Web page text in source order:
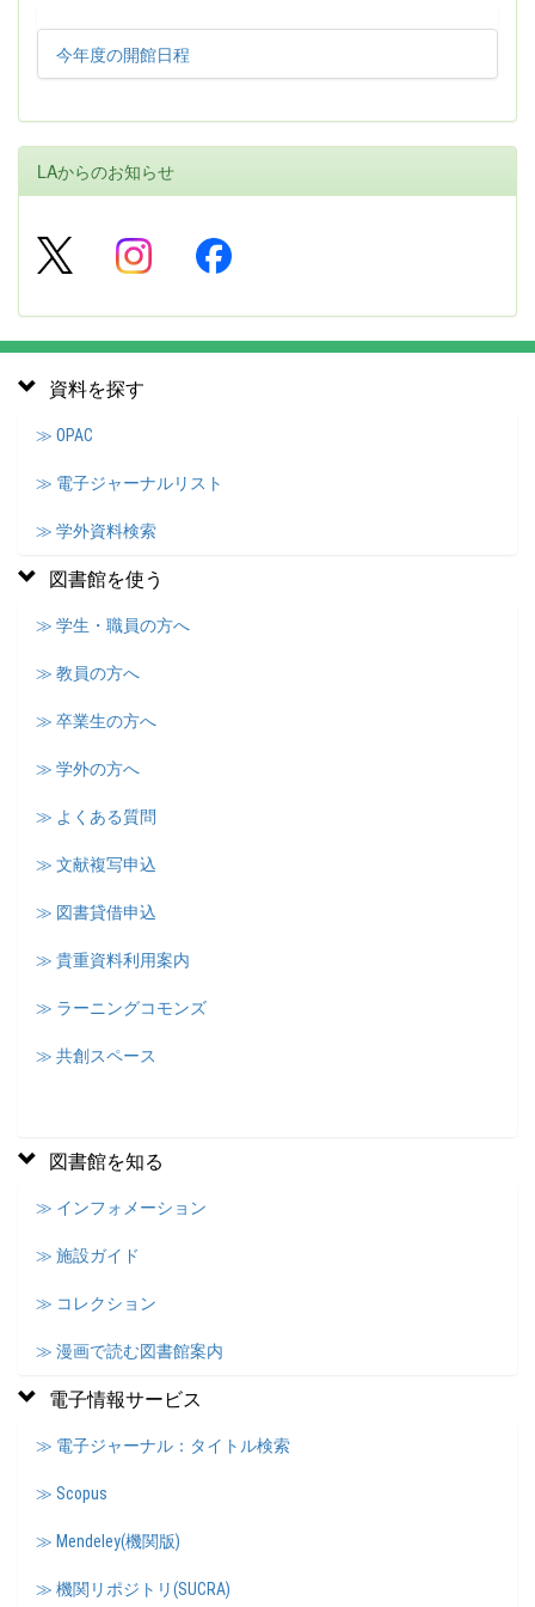
今年度の開館日程
LAからのお知らせ
資料を探す
≫ OPAC
≫ 電子ジャーナルリスト
≫ 学外資料検索
図書館を使う
≫ 学生・職員の方へ
≫ 教員の方へ
≫ 卒業生の方へ
≫ 学外の方へ
≫ よくある質問
≫ 文献複写申込
≫ 図書貸借申込
≫ 貴重資料利用案内
≫ ラーニングコモンズ
≫ 共創スペース
図書館を知る
≫ インフォメーション
≫ 施設ガイド
≫ コレクション
≫ 漫画で読む図書館案内
電子情報サービス
≫ 電子ジャーナル：タイトル検索
≫ Scopus
≫ Mendeley(機関版)
≫ 機関リポジトリ(SUCRA)